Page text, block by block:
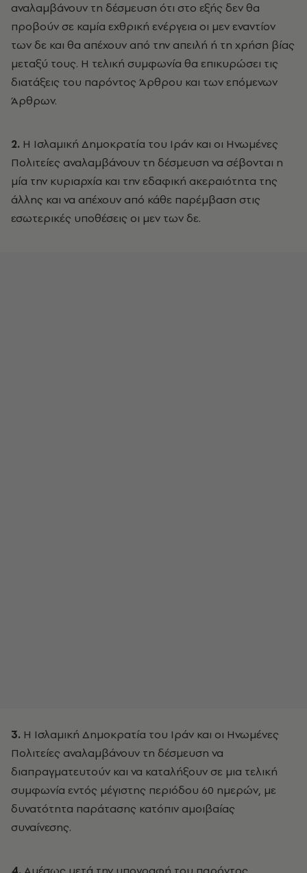
αναλαμβάνουν τη δέσμευση ότι στο εξής δεν θα
προβούν σε καμία εχθρική ενέργεια οι μεν εναντίον
των δε και θα απέχουν από την απειλή ή τη χρήση βίας
μεταξύ τους. Η τελική συμφωνία θα επικυρώσει τις
διατάξεις του παρόντος Άρθρου και των επόμενων
Άρθρων.
2. Η Ισλαμική Δημοκρατία του Ιράν και οι Ηνωμένες
Πολιτείες αναλαμβάνουν τη δέσμευση να σέβονται η
μία την κυριαρχία και την εδαφική ακεραιότητα της
άλλης και να απέχουν από κάθε παρέμβαση στις
εσωτερικές υποθέσεις οι μεν των δε.
3. Η Ισλαμική Δημοκρατία του Ιράν και οι Ηνωμένες
Πολιτείες αναλαμβάνουν τη δέσμευση να
διαπραγματευτούν και να καταλήξουν σε μια τελική
συμφωνία εντός μέγιστης περιόδου 60 ημερών, με
δυνατότητα παράτασης κατόπιν αμοιβαίας
συναίνεσης.